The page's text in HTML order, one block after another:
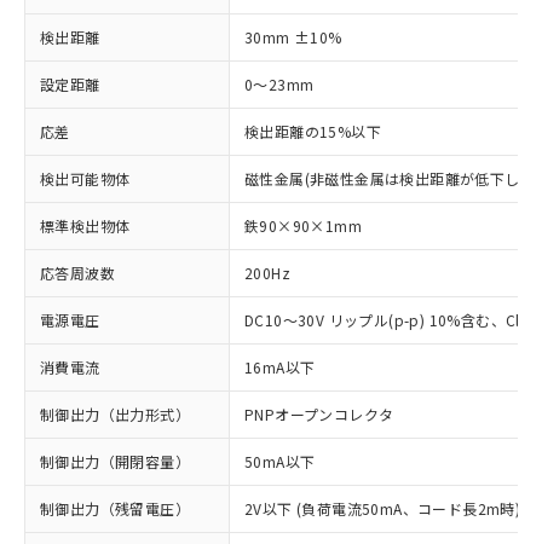
検出距離 30mm ±10%
設定距離 0～23mm
応差 検出距離の15%以下
検出可能物体 磁性金属(非磁性金属は検出距離が低下しま
標準検出物体 鉄90×90×1mm
応答周波数 200Hz
電源電圧 DC10～30V リップル(p-p) 10%含む、
消費電流 16mA以下
制御出力（出力形式） PNPオープンコレクタ
制御出力（開閉容量） 50mA以下
制御出力（残留電圧） 2V以下 (負荷電流50mA、コード長2m時)